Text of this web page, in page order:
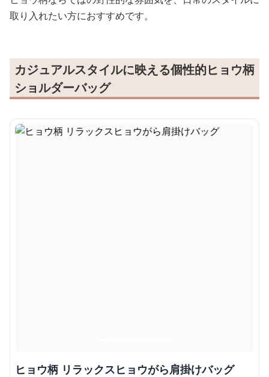
取り入れたい方におすすめです。
カジュアルスタイルに映える個性的ヒョウ柄
ショルダーバッグ
ヒョウ柄 リラックスヒョウがら肩掛けバッグ